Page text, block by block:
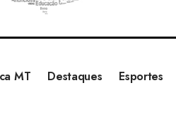
MT Destaques Esportes